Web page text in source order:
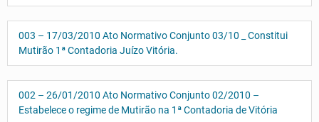
003 – 17/03/2010 Ato Normativo Conjunto 03/10 _ Constitui
Mutirão 1ª Contadoria Juízo Vitória.
002 – 26/01/2010 Ato Normativo Conjunto 02/2010 –
Estabelece o regime de Mutirão na 1ª Contadoria de Vitória